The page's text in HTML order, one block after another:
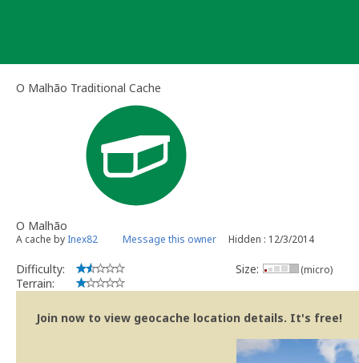
O Malhão Traditional Cache
O Malhão
A cache by Inex82 Message this owner Hidden : 12/3/2014
Difficulty:
Terrain:
Size: (micro)
Join now to view geocache location details. It's free!